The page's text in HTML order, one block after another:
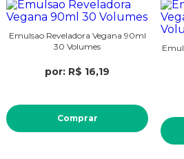
Emulsao Reveladora Vegana 90ml
30 Volumes
por: R$ 16,19
Comprar